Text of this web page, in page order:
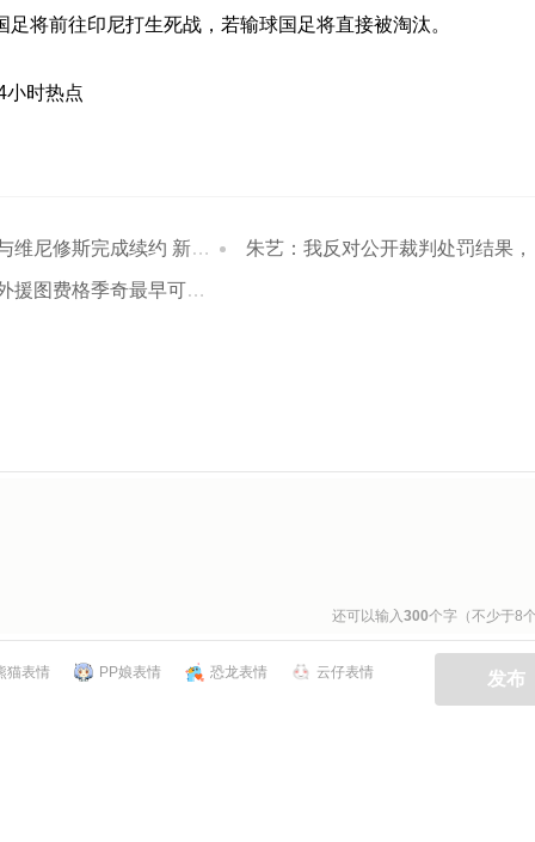
足将前往印尼打生死战，若输球国足将直接被淘汰。
小时热点
修斯完成续约 新合同至2032年 朱艺：我反对公开裁判处罚结果，打消不了争议反而带来更多的信任危机
奇最早可在下周五齐鲁德比时伤愈复出
还可以输入300个字（不少于8
发布
猫表情 PP娘表情 恐龙表情 云仔表情